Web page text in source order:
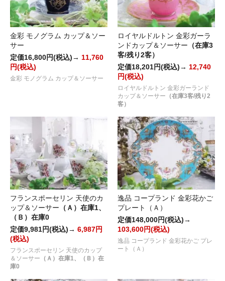
金彩 モノグラム カップ＆ソー
サー
定価16,800円(税込)→ 11,760
円(税込)
金彩 モノグラム カップ＆ソーサー
ロイヤルドルトン 金彩ガーラ
ンドカップ＆ソーサー （在庫3
客/残り2客）
定価18,201円(税込)→ 12,740
円(税込)
ロイヤルドルトン 金彩ガーランド
カップ＆ソーサー （在庫3客/残り2
客）
フランスポーセリン 天使のカ
ップ＆ソーサー （Ａ）在庫1、
（Ｂ）在庫0
定価9,981円(税込)→ 6,987円
(税込)
フランスポーセリン 天使のカップ
＆ソーサー （Ａ）在庫1、（Ｂ）在
庫0
逸品 コープランド 金彩花かご
プレート（Ａ）
定価148,000円(税込)→
103,600円(税込)
逸品 コープランド 金彩花かご プレ
ート（Ａ）